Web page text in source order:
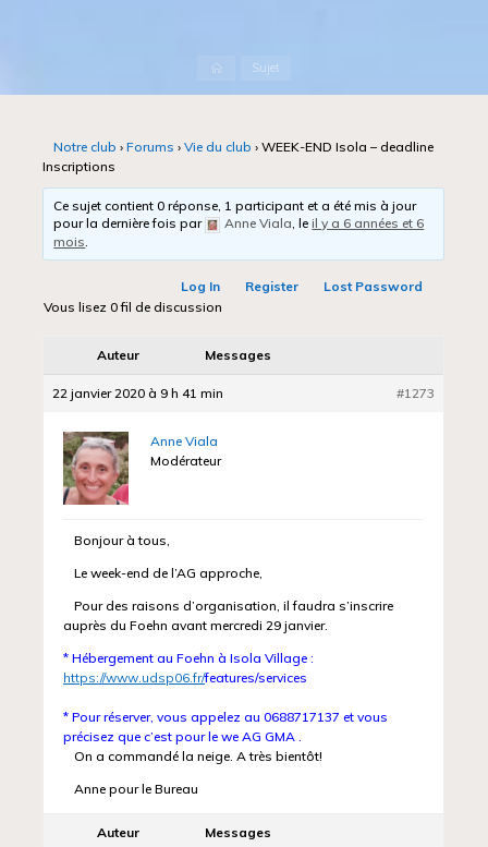
AccueilSujet
Notre club › Forums › Vie du club › WEEK-END Isola – deadline
Inscriptions
Ce sujet contient 0 réponse, 1 participant et a été mis à jour
pour la dernière fois par
Anne Viala, leil y a 6 années et 6
mois.
Log In Register
Lost Password
Vous lisez 0 fil de discussion
Auteur Messages
22 janvier 2020 à 9 h 41 min #1273
Anne Viala
Modérateur
Bonjour à tous,
Le week-end de l’AG approche,
Pour des raisons d’organisation, il faudra s’inscrire
auprès du Foehn avant mercredi 29 janvier.
* Hébergement auFoehn à Isola Village :
https://www.udsp06.fr/features/services
* Pour réserver, vous appelez au 0688717137 et vous
précisez que c’est pour le we AG GMA .
On a commandé la neige. A très bientôt!
Anne pour le Bureau
Auteur Messages